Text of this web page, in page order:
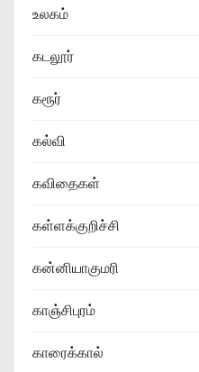
உலகம்
கடலூர்
கரூர்
கல்வி
கவிதைகள்
கள்ளக்குறிச்சி
கன்னியாகுமரி
காஞ்சிபுரம்
காரைக்கால்